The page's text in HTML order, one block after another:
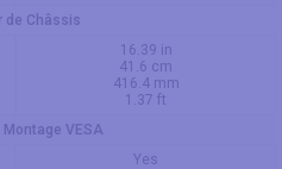
de Châssis
16.39 in
41.6 cm
416.4 mm
1.37 ft
VESA
Yes